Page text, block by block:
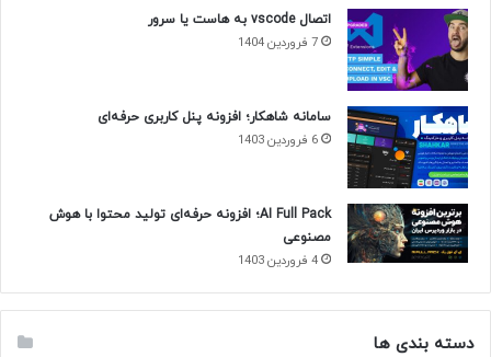
اتصال vscode به هاست یا سرور
7 فروردین 1404
سامانه شاهکار؛ افزونه پنل کاربری حرفه‌ای
6 فروردین 1403
AI Full Pack؛ افزونه حرفه‌ای تولید محتوا با هوش
مصنوعی
4 فروردین 1403
دسته بندی ها